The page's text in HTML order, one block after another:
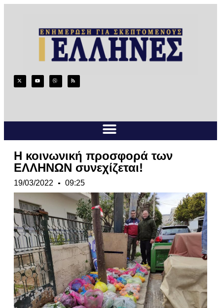
Η κοινωνική προσφορά των
ΕΛΛΗΝΩΝ συνεχίζεται!
19/03/2022 09:25